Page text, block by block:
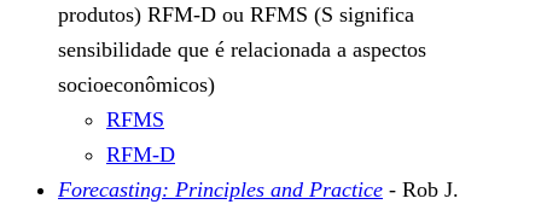
produtos) RFM-D ou RFMS (S significa
sensibilidade que é relacionada a aspectos
socioeconômicos)
RFMS
RFM-D
Forecasting: Principles and Practice - Rob J.